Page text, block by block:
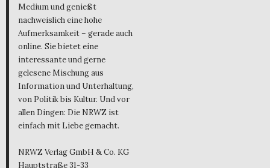
Medium und genießt
nachweislich eine hohe
Aufmerksamkeit – gerade auch
online. Sie bietet eine
interessante und gerne
gelesene Mischung aus
Information und Unterhaltung,
von Politik bis Kultur. Und vor
allen Dingen: Die NRWZ ist
einfach mit Liebe gemacht.
NRWZ Verlag GmbH & Co. KG
Hauptstraße 31-33